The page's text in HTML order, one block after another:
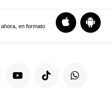
en formato